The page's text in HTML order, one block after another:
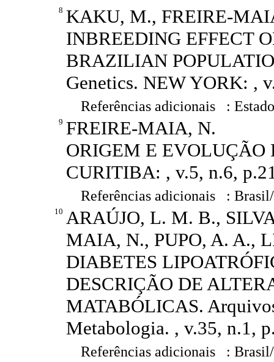
8 KAKU, M., FREIRE-
INBREEDING EFFECT
BRAZILIAN
Genetics. NEW YORK: ,
Referências adicionais :
9 FREIRE-MAIA, N.
ORIGEM E EVOLUÇÃO
CURITIBA: , v.5, n.6,
Referências adicionais :
10 ARAÚJO, L. M. B.,
MAIA, N., PUPO, A. A.,
DIABETES
DESCRIÇÃO DE
MATABÓLICAS.
Metabologia. , v.35, n.1,
Referências adicionais :